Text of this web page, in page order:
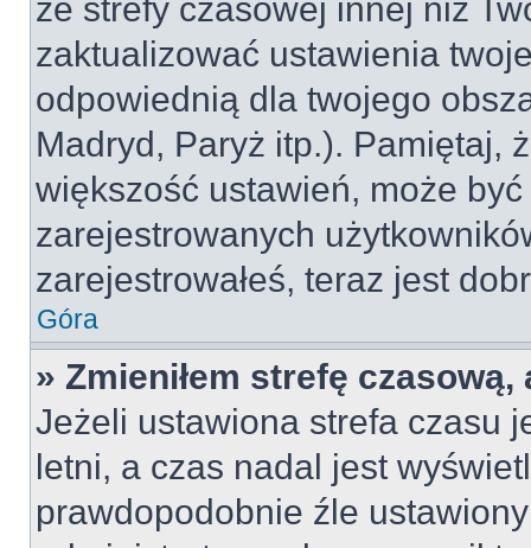
ze strefy czasowej innej niż
zaktualizować ustawienia
odpowiednią dla twojego
Madryd, Paryż itp.). Pamiętaj,
większość ustawień, może
zarejestrowanych
zarejestrowałeś, teraz jest
Góra
» Zmieniłem strefę
Jeżeli ustawiona strefa czasu
letni, a czas nadal jest
prawdopodobnie źle